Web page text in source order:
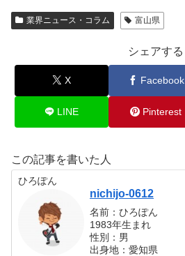
業界ニュース・コラム 富山県
シェアする
X Facebook
LINE Pinterest
この記事を書いた人
ひろぽん
nichijo-0612
名前：ひろぽん
1983年生まれ
性別：男
出身地：愛知県